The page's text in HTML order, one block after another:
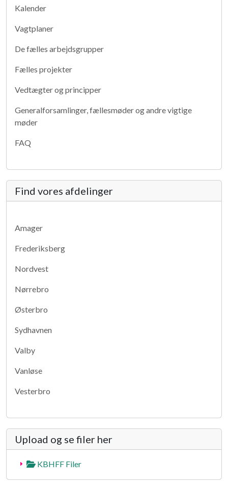
Kalender
Vagtplaner
De fælles arbejdsgrupper
Fælles projekter
Vedtægter og principper
Generalforsamlinger, fællesmøder og andre vigtige
møder
FAQ
Find vores afdelinger
Amager
Frederiksberg
Nordvest
Nørrebro
Østerbro
Sydhavnen
Valby
Vanløse
Vesterbro
Upload og se filer her
KBHFF Filer